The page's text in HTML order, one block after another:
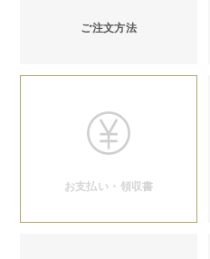
ご注文方法
お支払い・領収書